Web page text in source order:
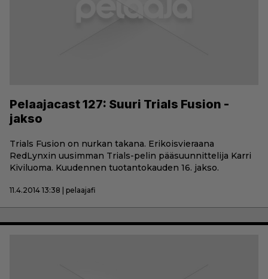
Pelaajacast 127: Suuri Trials Fusion -
jakso
Trials Fusion on nurkan takana. Erikoisvieraana
RedLynxin uusimman Trials-pelin pääsuunnittelija Karri
Kiviluoma. Kuudennen tuotantokauden 16. jakso.
11.4.2014 13:38 | pelaajafi